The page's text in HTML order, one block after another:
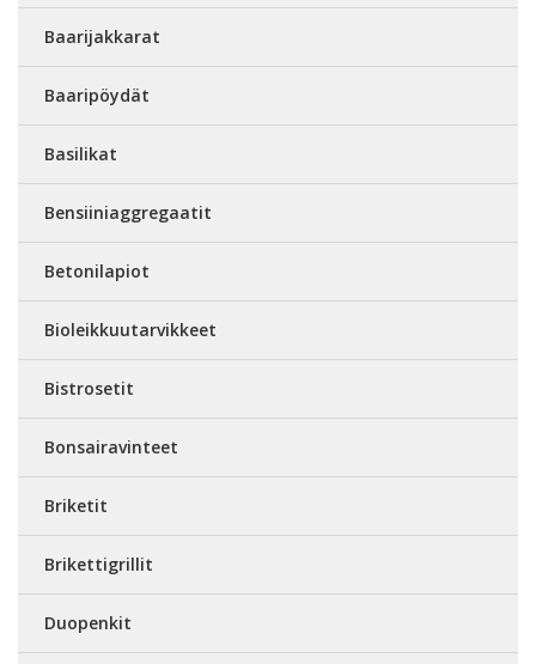
Baarijakkarat
Baaripöydät
Basilikat
Bensiiniaggregaatit
Betonilapiot
Bioleikkuutarvikkeet
Bistrosetit
Bonsairavinteet
Briketit
Brikettigrillit
Duopenkit